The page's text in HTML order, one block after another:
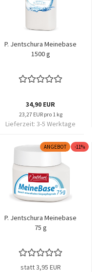
P. Jentschura Meinebase
1500 g
34,90 EUR
23,27 EUR pro 1 kg
Lieferzeit: 3-5 Werktage
ANGEBOT -11%
P. Jentschura Meinebase
75 g
statt 3,95 EUR